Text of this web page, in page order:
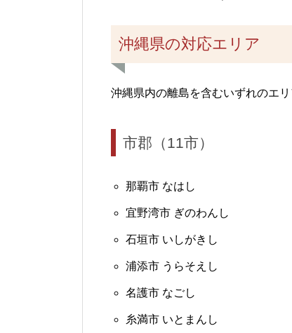
沖縄県の対応エリア
沖縄県内の離島を含むいずれのエ
市郡（11市）
那覇市 なはし
宜野湾市 ぎのわんし
石垣市 いしがきし
浦添市 うらそえし
名護市 なごし
糸満市 いとまんし